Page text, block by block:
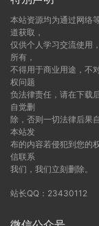
本站资源均为通过网络
道获取，
仅供个人学习交流使用
所有，
不得用于商业用途，不
权问题
负法律责任，请在下载
自觉删
除，否则一切法律后果
本站发
布的内容若侵犯到您的
信联系
我们，我们立刻删除。
站长QQ：23430112